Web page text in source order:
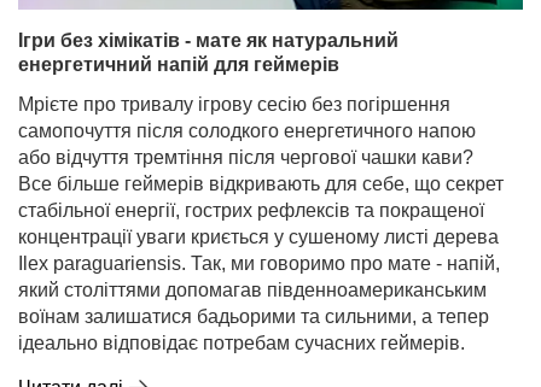
Ігри без хімікатів - мате як натуральний
енергетичний напій для геймерів
Мрієте про тривалу ігрову сесію без погіршення
самопочуття після солодкого енергетичного напою
або відчуття тремтіння після чергової чашки кави?
Все більше геймерів відкривають для себе, що секрет
стабільної енергії, гострих рефлексів та покращеної
концентрації уваги криється у сушеному листі дерева
Ilex paraguariensis. Так, ми говоримо про мате - напій,
який століттями допомагав південноамериканським
воїнам залишатися бадьорими та сильними, а тепер
ідеально відповідає потребам сучасних геймерів.